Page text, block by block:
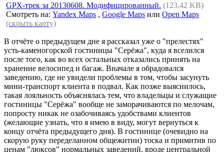
GPX-трек за 20130608. Модифицированный. (123.42 KB)
Смотреть на:Yandex Maps ,Google Maps илиOpen Maps
(скрыть карту)
В отчёте о предыдущем дне я рассказал уже о "прелестях"
усть-каменогорской гостиницы "Серёжа", куда я вселился
после того, как во всех остальных отказались принять на
хранение велосипед и багаж. Вначале я обрадовался
заведению, где не увидели проблемы в том, чтобы засунуть
мини-транспорт клиента в подвал. Как позже выяснилось,
такая лояльность объяснялась тем, что владельцы и служащие
гостиницы "Серёжа" вообще не заморачиваются по мелочам,
попросту никак не озабочиваясь удобствами клиентов
(желающие узнать, что я имею в виду, могут вернуться к
концу отчёта предыдущего дня). В гостинице (очевидно на
скорую руку переделанном общежитии) тоска и примитив по
ценам "люксов" нормальных заведений, вроде центральной